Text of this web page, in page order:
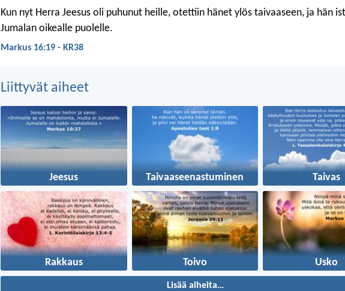
Kun nyt Herra Jeesus oli puhunut heille, otettiin hänet ylös taivaaseen, ja hän
Jumalan oikealle puolelle.
Markus 16:19 - KR38
Liittyvät aiheet
Jeesus Taivaaseenastuminen Taivas
Rakkaus Toivo Usko
Lisää aiheita…